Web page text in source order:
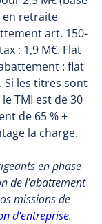
en retraite
art. 150-
: 1,9 M€. Flat
: flat
Si les titres sont
TMI est de 30
de 65 % +
la charge.
en phase
de l'abattement
missions de
d'entreprise.